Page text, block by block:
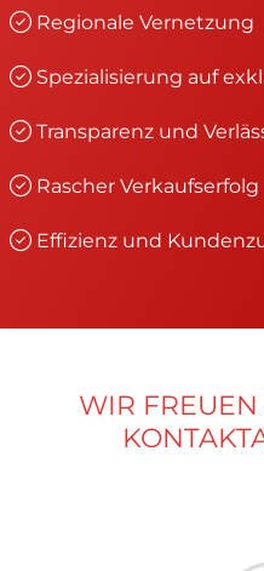
Regionale Vernetzung
Spezialisierung auf
Transparenz und
Rascher Verkaufserfolg
Effizienz und
WIR